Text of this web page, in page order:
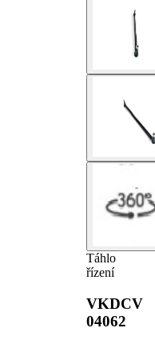
Táhlo
řízení
VKDCV
04062